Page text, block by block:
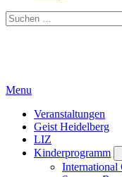
Suchen
nach:
Menu
Veranstaltungen
Geist Heidelberg
LIZ
Kinderprogramm
International